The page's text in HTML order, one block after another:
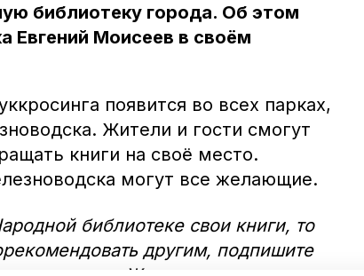
библиотеку города. Об этом
Евгений Моисеев в своём
появится во всех парках,
Жители и гости смогут
книги на своё место.
могут все желающие.
библиотеке свои книги, то
другим, подпишите